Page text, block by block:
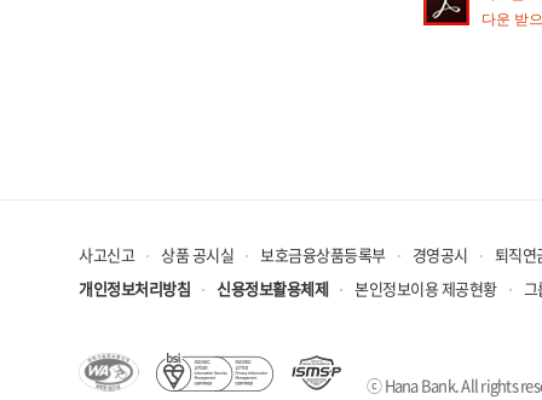
다운 받
사고신고 상품 공시실 보호금융상품등록부 경영공시
퇴직연
개인정보처리방침
신용정보활용체제 본인정보이용 제공현황 그
ⓒ Hana Bank. All rights